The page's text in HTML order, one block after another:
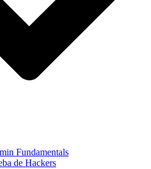
Fundamentals
de Hackers